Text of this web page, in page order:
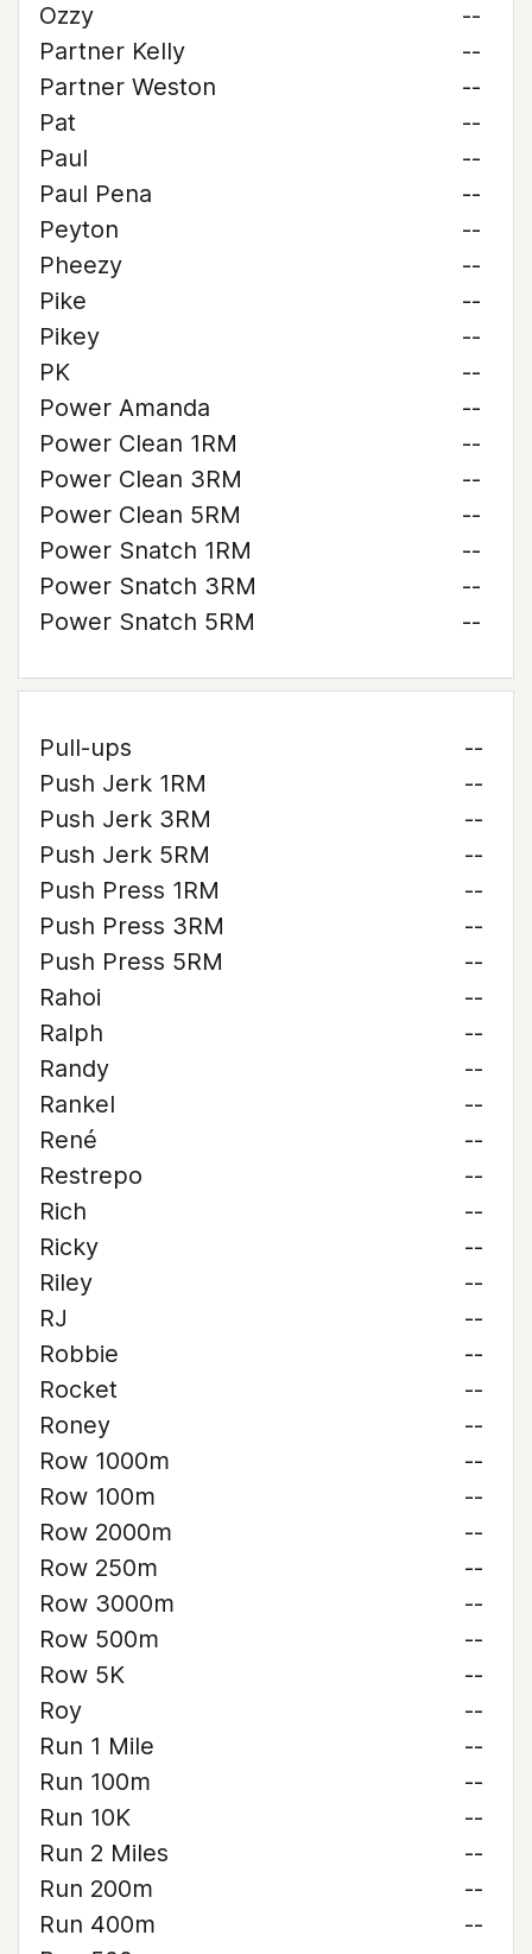
Ozzy
--
Partner Kelly
--
Partner Weston
--
Pat
--
Paul
--
Paul Pena
--
Peyton
--
Pheezy
--
Pike
--
Pikey
--
PK
--
Power Amanda
--
Power Clean 1RM
--
Power Clean 3RM
--
Power Clean 5RM
--
Power Snatch 1RM
--
Power Snatch 3RM
--
Power Snatch 5RM
--
Pull-ups
--
Push Jerk 1RM
--
Push Jerk 3RM
--
Push Jerk 5RM
--
Push Press 1RM
--
Push Press 3RM
--
Push Press 5RM
--
Rahoi
--
Ralph
--
Randy
--
Rankel
--
René
--
Restrepo
--
Rich
--
Ricky
--
Riley
--
RJ
--
Robbie
--
Rocket
--
Roney
--
Row 1000m
--
Row 100m
--
Row 2000m
--
Row 250m
--
Row 3000m
--
Row 500m
--
Row 5K
--
Roy
--
Run 1 Mile
--
Run 100m
--
Run 10K
--
Run 2 Miles
--
Run 200m
--
Run 400m
--